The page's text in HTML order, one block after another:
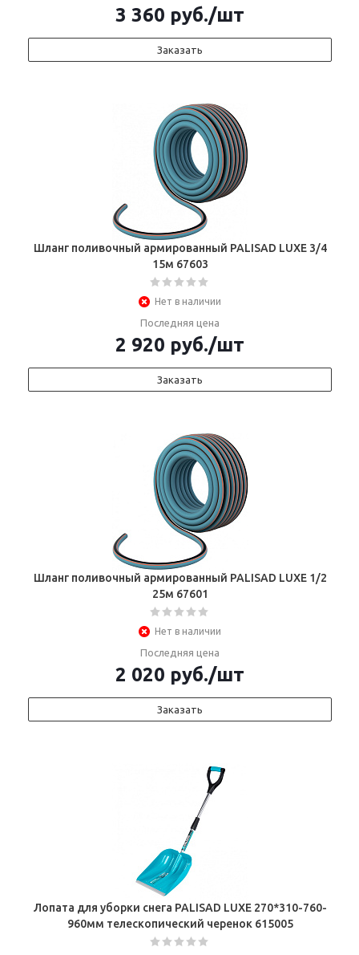
3 360 руб./шт
Заказать
Шланг поливочный армированный PALISAD LUXE 3/4
15м 67603
Нет в наличии
Последняя цена
2 920 руб./шт
Заказать
Шланг поливочный армированный PALISAD LUXE 1/2
25м 67601
Нет в наличии
Последняя цена
2 020 руб./шт
Заказать
Лопата для уборки снега PALISAD LUXE 270*310-760-
960мм телескопический черенок 615005